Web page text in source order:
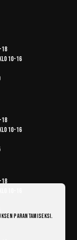
10-16
10-16
parantamiseksi.